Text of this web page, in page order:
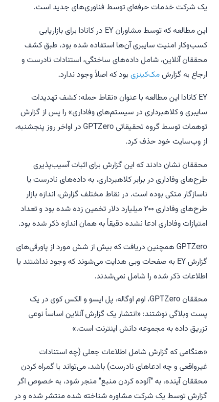
یک شرکت خدمات حرفه‌ای توسط فناوری‌های جدید است.
این مطالعه که توسط مشاوران EY در کانادا برای بازاریابی
کسب‌وکار امنیت سایبری آن‌ها استفاده شده بود، طبق کشف
محققان آنلاین، شامل داده‌های ساختگی، استنادات نادرست و
ارجاع به گزارش مک‌کینزی بود که اصلاً وجود ندارد.
EY کانادا این مطالعه با عنوان «نقاط حمله: کشف تهدیدات
سایبری و کلاهبرداری در سیستم‌های وفاداری» را پس از گزارش
توهمات توسط گروه تحقیقاتی GPTZero در اواخر روز پنجشنبه،
از وب‌سایت خود حذف کرد.
محققان نشان دادند که این گزارش برای اثبات آسیب‌پذیری
طرح‌های وفاداری در برابر کلاهبرداری، به داده‌های نادرست یا
ناسازگار متکی بوده است. در نقاط مختلف گزارش، اندازه بازار
طرح‌های وفاداری ۲۰۰ میلیارد دلار تخمین زده شده بود و تعداد
امتیازات وفاداری ادعا نشده دقیقاً به همان اندازه ذکر شده بود.
GPTZero همچنین دریافت که بیش از شش مورد از پاورقی‌های
گزارش EY به صفحات وبی هدایت می‌شوند که وجود نداشتند یا
اطلاعات ذکر شده را شامل نمی‌شدند.
محققان GPTZero، اوم اوگاله، پل ایسو و الکس کوی در یک
پست وبلاگی نوشتند: «انتشار یک گزارش آنلاین اساساً نوعی
تزریق داده به مجموعه دانش اینترنت است.»
«هنگامی که گزارش شامل اطلاعات جعلی (چه استنادات
غیرواقعی و چه ادعاهای نادرست) باشد، می‌تواند با گمراه کردن
محققان آینده، به "آلوده کردن منبع" منجر شود، به خصوص اگر
گزارش توسط یک شرکت مشاوره شناخته شده منتشر شده و در